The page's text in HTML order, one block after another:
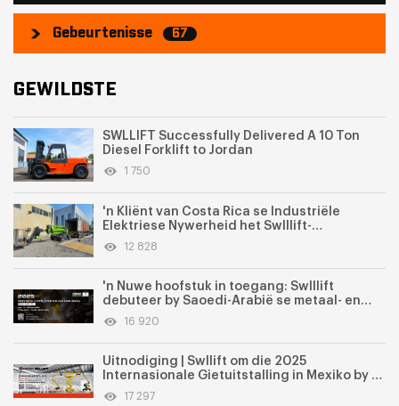
Gebeurtenisse 67
GEWILDSTE
SWLLIFT Successfully Delivered A 10 Ton
Diesel Forklift to Jordan
1 750
'n Kliënt van Costa Rica se Industriële
Elektriese Nywerheid het Swlllift-
lugwerktoerusting suksesvol gekoop
12 828
'n Nuwe hoofstuk in toegang: Swlllift
debuteer by Saoedi-Arabië se metaal- en
staaluitstalling 2025
16 920
Uitnodiging | Swllift om die 2025
Internasionale Gietuitstalling in Mexiko by te
woon17 297